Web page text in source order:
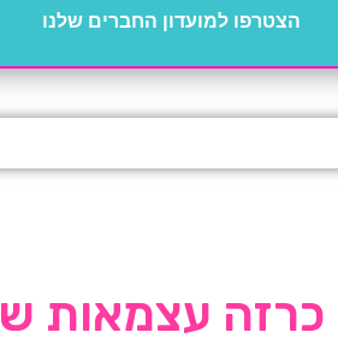
הצטרפו למועדון החברים שלנו
כרזה עצמאות